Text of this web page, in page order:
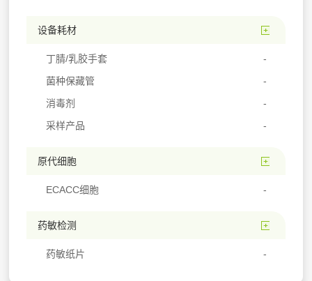
设备耗材
丁腈/乳胶手套
菌种保藏管
消毒剂
采样产品
原代细胞
ECACC细胞
药敏检测
药敏纸片